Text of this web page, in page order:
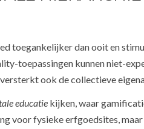
toegankelijker dan ooit en
toepassingen kunnen niet-
ook de collectieve
educatie kijken, waar
voor fysieke erfgoedsites,